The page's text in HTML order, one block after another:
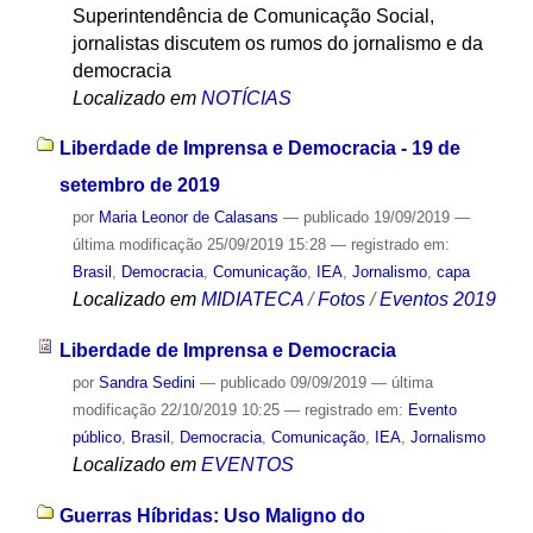
Superintendência de Comunicação Social,
jornalistas discutem os rumos do jornalismo e da
democracia
Localizado em NOTÍCIAS
Liberdade de Imprensa e Democracia - 19 de
setembro de 2019
por Maria Leonor de Calasans — publicado19/09/2019 —
última modificação25/09/2019 15:28 — registrado em:
Brasil , Democracia, Comunicação, IEA, Jornalismo, capa
Localizado em MIDIATECA /Fotos /Eventos 2019
Liberdade de Imprensa e Democracia
por Sandra Sedini — publicado09/09/2019 — última
modificação22/10/2019 10:25 — registrado em: Evento
público, Brasil , Democracia, Comunicação, IEA, Jornalismo
Localizado em EVENTOS
Guerras Híbridas: Uso Maligno do